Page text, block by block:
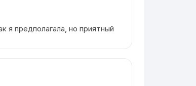
я предполагала, но приятный